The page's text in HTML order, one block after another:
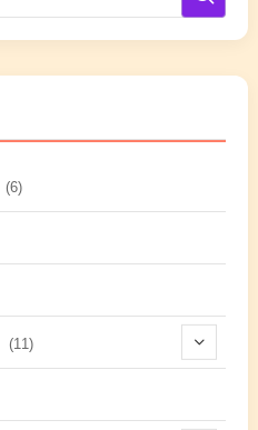
(6)
(11)